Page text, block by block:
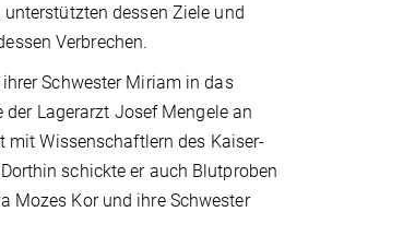
dessen Ziele und
Verbrechen.
Schwester Miriam in das
Lagerarzt Josef Mengele an
Wissenschaftlern des Kaiser-
schickte er auch Blutproben
Mozes Kor und ihre Schwester